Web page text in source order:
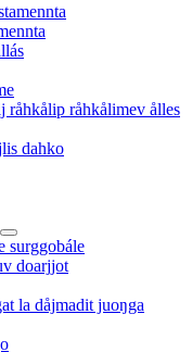
råhkålip råhkålimev ålles
dahko
surggobále
doarjjot
la dåjmadit juoŋga